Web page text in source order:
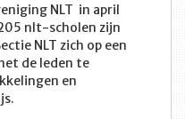
NLT in april
nlt-scholen zijn
NLT zich op een
de leden te
en